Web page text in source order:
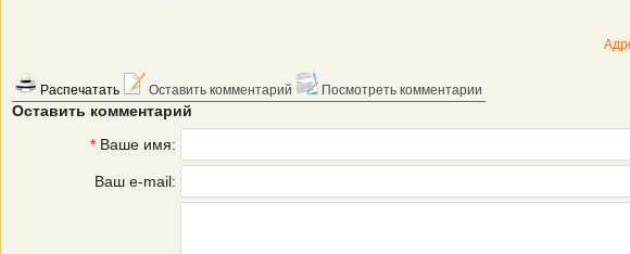
Распечатать Оставить комментарий Посмотреть комментарии
Оставить комментарий
* Ваше имя:
Ваш e-mail: